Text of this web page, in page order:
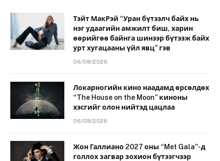
Тэйт МакРэй “Уран бүтээлч байх нь
нэг удаагийн амжилт биш, харин
өөрийгөө байнга шинээр бүтээж байх
урт хугацааны үйл явц” гэв
06/08/2026
Локарногийн кино наадамд өрсөлдөх
“The House on the Moon” киноны
хэсгийг олон нийтэд цацлаа
06/08/2026
Жон Галлиано 2027 оны “Met Gala”-д
голлох загвар зохион бүтээгчээр